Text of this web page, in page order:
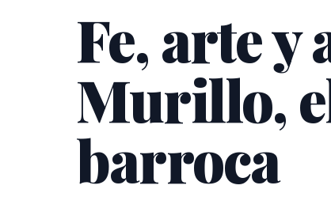
Fe, arte y
Murillo,
barroca